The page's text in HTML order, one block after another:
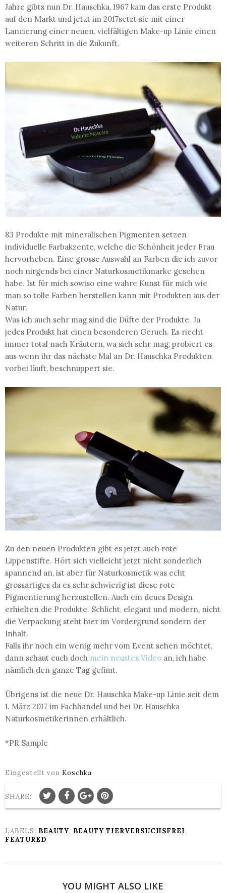
Jahre gibts nun Dr. Hauschka, 1967 kam das erste Produkt
auf den Markt und jetzt im 2017setzt sie mit einer
Lancierung einer neuen, vielfältigen Make-up Linie einen
weiteren Schritt in die Zukunft.
83 Produkte mit mineralischen Pigmenten setzen
individuelle Farbakzente, welche die Schönheit jeder Frau
hervorheben. Eine grosse Auswahl an Farben die ich zuvor
noch nirgends bei einer Naturkosmetikmarke gesehen
habe. Ist für mich sowiso eine wahre Kunst für mich wie
man so tolle Farben herstellen kann mit Produkten aus der
Natur.
Was ich auch sehr mag sind die Düfte der Produkte. Ja
jedes Produkt hat einen besonderen Geruch. Es riecht
immer total nach Kräutern, wa sich sehr mag, probiert es
aus wenn ihr das nächste Mal an Dr. Hauschka Produkten
vorbei läuft, beschnuppert sie.
Zu den neuen Produkten gibt es jetzt auch rote
Lippenstifte. Hört sich vielleicht jetzt nicht sonderlich
spannend an, ist aber für Naturkosmetik was echt
grossartiges da es sehr schwierig ist diese rote
Pigmentierung herzustellen. Auch ein deues Design
erhielten die Produkte. Schlicht, elegant und modern, nicht
die Verpackung steht hier im Vordergrund sondern der
Inhalt.
Falls ihr noch ein wenig mehr vom Event sehen möchtet,
dann schaut euch doch mein neustes Video an, ich habe
nämlich den ganze Tag gefimt.
Übrigens ist die neue Dr. Hauschka Make-up Linie seit dem
1. März 2017 im Fachhandel und bei Dr. Hauschka
Naturkosmetikerinnen erhältlich.
*PR Sample
Eingestellt von Koschka
SHARE:
LABELS: BEAUTY, BEAUTY TIERVERSUCHSFREI,
FEATURED
YOU MIGHT ALSO LIKE